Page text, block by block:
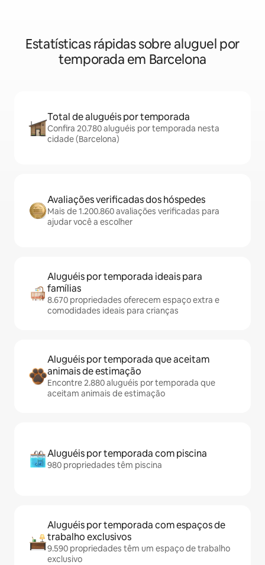
Estatísticas rápidas sobre aluguel por
temporada em Barcelona
Total de aluguéis por temporada
Confira 20.780 aluguéis por temporada nesta
cidade (Barcelona)
Avaliações verificadas dos hóspedes
Mais de 1.200.860 avaliações verificadas para
ajudar você a escolher
Aluguéis por temporada ideais para
famílias
8.670 propriedades oferecem espaço extra e
comodidades ideais para crianças
Aluguéis por temporada que aceitam
animais de estimação
Encontre 2.880 aluguéis por temporada que
aceitam animais de estimação
Aluguéis por temporada com piscina
980 propriedades têm piscina
Aluguéis por temporada com espaços de
trabalho exclusivos
9.590 propriedades têm um espaço de trabalho
exclusivo